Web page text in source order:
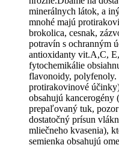
minerálnych látok, a
mnohé majú
brokolica, cesnak,
potravín s ochranným
antioxidanty vit.A,C,
fytochemikálie
flavonoidy, polyfenoly.
protirakovinové
obsahujú kancerogény
prepaľovaný tuk,
dostatočný prísun
mliečneho kvasenia),
semienka obsahujú